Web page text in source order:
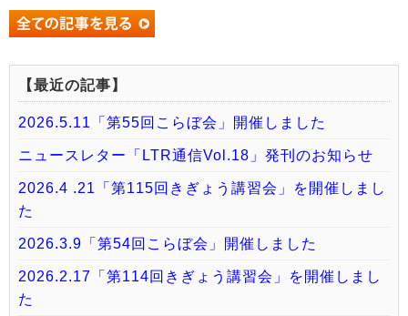
【最近の記事】
2026.5.11「第55回こらぼ会」開催しました
ニュースレター「LTR通信Vol.18」発刊のお知らせ
2026.4 .21「第115回きぎょう講習会」を開催しまし
た
2026.3.9「第54回こらぼ会」開催しました
2026.2.17「第114回きぎょう講習会」を開催しまし
た